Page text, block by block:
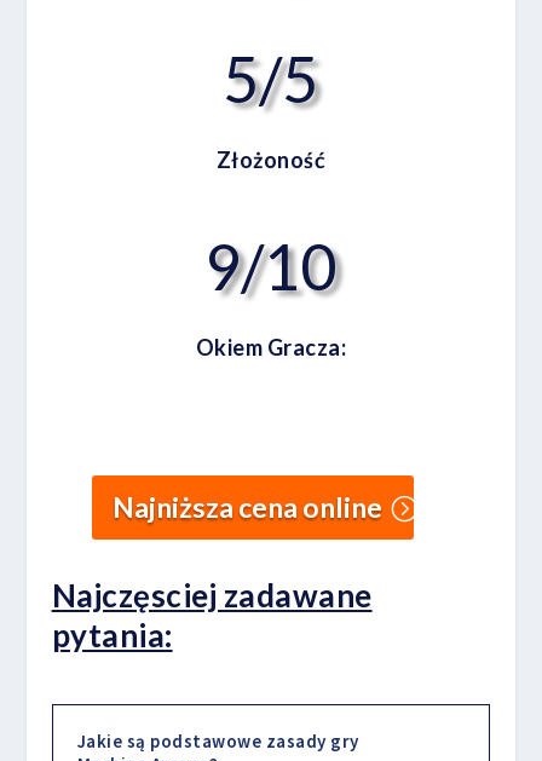
5/5
Złożoność
9/10
Okiem Gracza:
Najniższa cena online
Najczęsciej zadawane
pytania:
Jakie są podstawowe zasady gry